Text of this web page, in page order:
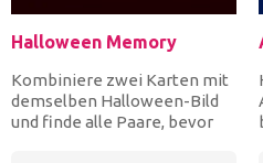
Halloween Memory
Kombiniere zwei Karten mit
demselben Halloween-Bild
und finde alle Paare, bevor